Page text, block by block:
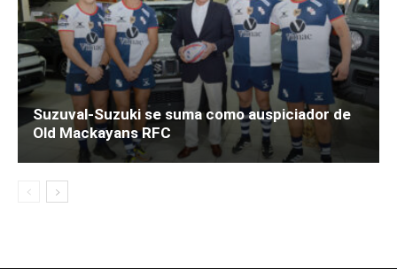
Suzuval-Suzuki se suma como auspiciador de
Old Mackayans RFC